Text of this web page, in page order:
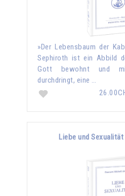
»Der Lebensbaum der
Sephiroth ist ein Abbild
Gott bewohnt und
durchdringt, eine …
Liebe und